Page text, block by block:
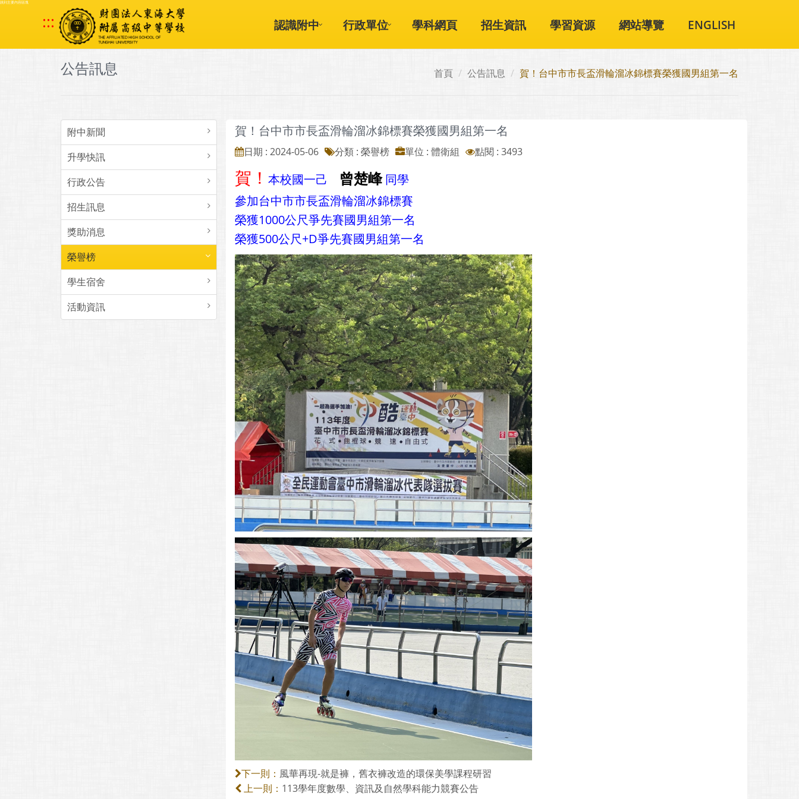
跳到主要內容區塊
::: 認識附中 行政單位 學科網頁 招生資訊 學習資源 網站導覽 ENGLISH
公告訊息 首頁 公告訊息 賀！台中市市長盃滑輪溜冰錦標賽榮獲國男組第一名
附中新聞
升學快訊
行政公告
招生訊息
獎助消息
榮譽榜
學生宿舍
活動資訊
賀！台中市市長盃滑輪溜冰錦標賽榮獲國男組第一名
日期 : 2024-05-06 分類 : 榮譽榜 單位 : 體衛組 點閱 : 3493
賀！ 本校國一己 曾楚峰 同學
參加台中市市長盃滑輪溜冰錦標賽
榮獲1000公尺爭先賽國男組第一名
榮獲500公尺+D爭先賽國男組第一名
下一則： 風華再現-就是褲，舊衣褲改造的環保美學課程研習
上一則： 113學年度數學、資訊及自然學科能力競賽公告